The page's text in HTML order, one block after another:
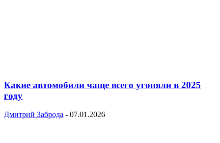
Какие автомобили чаще всего угоняли в 2025
году
Дмитрий Заброда - 07.01.2026